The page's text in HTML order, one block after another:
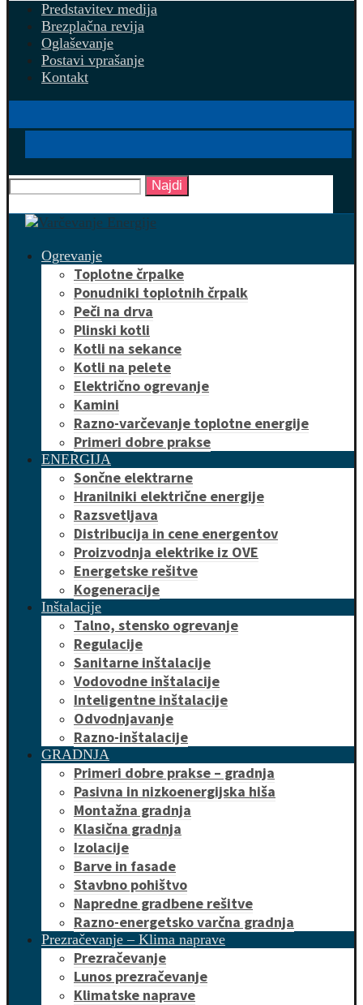
Predstavitev medija
Brezplačna revija
Oglaševanje
Postavi vprašanje
Kontakt
Najdi
Ogrevanje
Toplotne črpalke
Ponudniki toplotnih črpalk
Peči na drva
Plinski kotli
Kotli na sekance
Kotli na pelete
Električno ogrevanje
Kamini
Razno-varčevanje toplotne energije
Primeri dobre prakse
ENERGIJA
Sončne elektrarne
Hranilniki električne energije
Razsvetljava
Distribucija in cene energentov
Proizvodnja elektrike iz OVE
Energetske rešitve
Kogeneracije
Inštalacije
Talno, stensko ogrevanje
Regulacije
Sanitarne inštalacije
Vodovodne inštalacije
Inteligentne inštalacije
Odvodnjavanje
Razno-inštalacije
GRADNJA
Primeri dobre prakse – gradnja
Pasivna in nizkoenergijska hiša
Montažna gradnja
Klasična gradnja
Izolacije
Barve in fasade
Stavbno pohištvo
Napredne gradbene rešitve
Razno-energetsko varčna gradnja
Prezračevanje – Klima naprave
Prezračevanje
Lunos prezračevanje
Klimatske naprave